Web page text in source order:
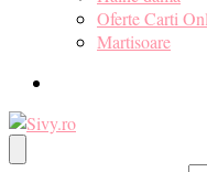
Oferte Carti
Martisoare
Sivy.ro ❤️
Sivy.ro este un sursa de